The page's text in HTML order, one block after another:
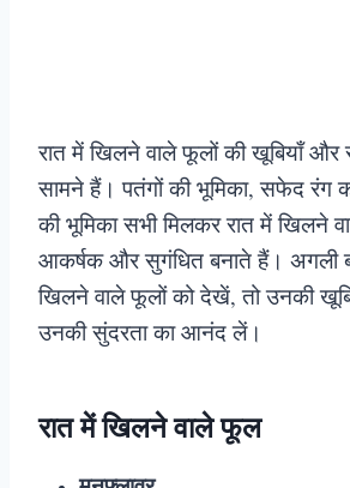
रात में खिलने वाले फूलों की खूबियाँ
सामने हैं। पतंगों की भूमिका, सफेद रंग
की भूमिका सभी मिलकर रात में खिलने
आकर्षक और सुगंधित बनाते हैं। अगली
खिलने वाले फूलों को देखें, तो उनकी
उनकी सुंदरता का आनंद लें।
रात में खिलने वाले फूल